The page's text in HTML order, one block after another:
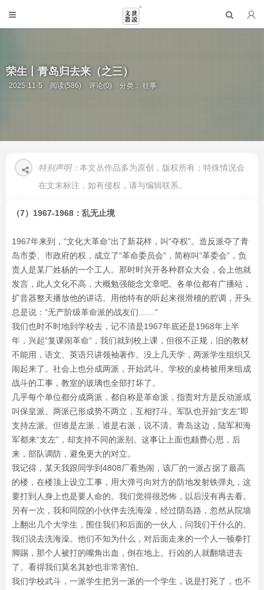
荣生丨青岛归去来（之三）
2025-11-5 阅读(586) 评论(0) 分类：往事
特别声明： 本文丛作品多为原创，版权所有；特殊情况会
在文末标注，如有侵权，请与编辑联系。
（7）1967-1968：乱无止境
1967年来到，“文化大革命”出了新花样，叫“夺权”。造反派夺了青
岛市委、市政府的权，成立了“革命委员会”，简称叫“革委会”，负
责人是某厂姓杨的一个工人。那时时兴开各种群众大会，会上他就
发言，此人文化不高，大概勉强能念文章吧。各单位都有广播站，
扩音器整天播放他的讲话。用他特有的听起来很滑稽的腔调，开头
总是说：“无产阶级革命派的战友们……”
我们也时不时地到学校去，记不清是1967年底还是1968年上半
年，兴起“复课闹革命”，我们就到校上课，但很不正规，旧的教材
不能用，语文、英语只讲领袖著作。没上几天学，两派学生组织又
闹起来了。社会上也分成两派，开始武斗。学校的桌椅被用来组成
战斗的工事，教室的玻璃也全部打坏了。
几乎每个单位都分成两派，都自称是革命派，指责对方是反动派或
叫保皇派。两派已形成势不两立，互相打斗。军队也开始“支左”即
支持左派。但谁是左派，谁是右派，说不清。青岛这边，陆军和海
军都来“支左”，却支持不同的派别。这事让上面也颇费心思，后
来，部队调防，避免更大的对立。
我记得，某天我跟同学到4808厂看热闹，该厂的一派占据了最高
的楼，在楼顶上设立工事，用大弹弓向对方的防地发射铁弹丸，这
要打到人身上也是要人命的。我们觉得很恐怖，以后没有再去看。
另有一次，我和同院的小伙伴去洗海澡，经过阴岛路，忽然从院墙
上翻出几个大学生，围住我们和后面的一伙人，问我们干什么的。
我们说去洗海澡。他们不知为什么，对后面走来的一个人一顿拳打
脚踢，那个人被打的嘴角出血，倒在地上。行凶的人就翻墙进去
了。看得我们莫名其妙也非常害怕。
我们学校武斗，一派学生把另一派的一个学生，说是打死了，也不